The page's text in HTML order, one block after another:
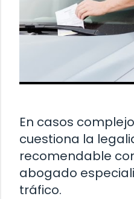
En casos
cuestiona la
recomendable
abogado
tráfico.